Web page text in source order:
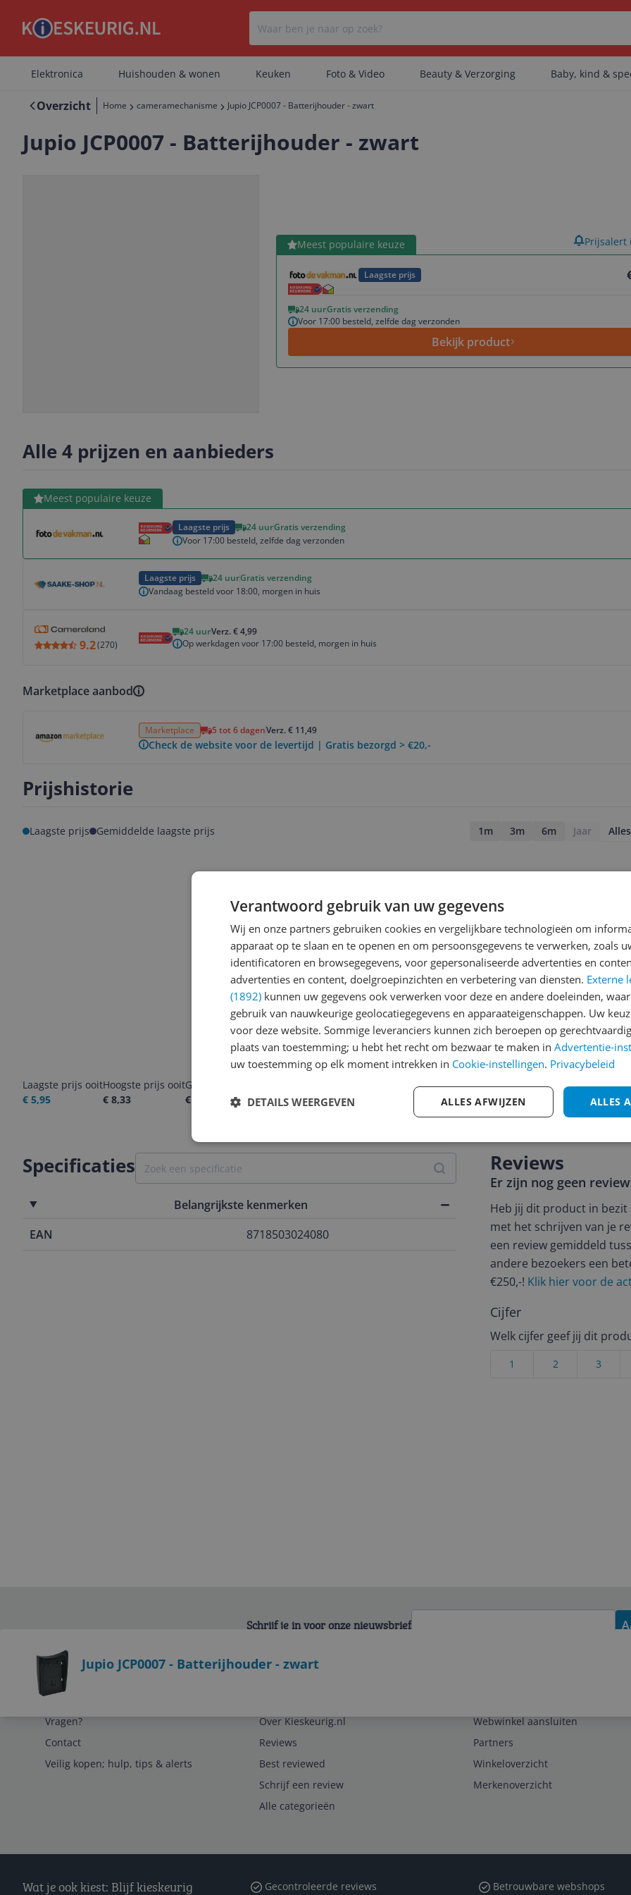
Er zijn geen artikelen gevonden.
Elektronica Huishouden & wonen Keuken Foto & Video Beauty & Verzorging Baby, kind &
Overzicht Home cameramechanisme Jupio JCP0007 - Batterijhouder - zwart
Jupio JCP0007 - Batterijhouder - zwart
Meest populaire keuze
Laagste prijs
24 uurGratis verzending
Voor 17:00 besteld, zelfde dag verzonden
Bekijk product
Bekijk product Prijsalert
Alle 4 prijzen en aanbieders
Meest populaire keuze
Laagste prijs 24 uurGratis verzending
Voor 17:00 besteld, zelfde dag verzonden
Bekijk product
Laagste prijs 24 uurGratis verzending
Vandaag besteld voor 18:00, morgen in huis
9.2(270)
24 uurVerz. € 4,99
Op werkdagen voor 17:00 besteld, morgen in huis
Marketplace aanbod
Marketplace 5 tot 6 dagenVerz. € 11,49
Check de website voor de levertijd | Gratis bezorgd > €20,-
Prijshistorie
Laagste prijs Gemiddelde laagste prijs 1m 3m 6m Jaar Alles
Laagste prijs ooit
€ 5,95
Hoogste prijs ooit
€ 8,33
Goedkoopste nu
€ 5,95
06-08-2026
Specificaties
Belangrijkste kenmerken
EAN
8718503024080
Reviews
Er zijn nog geen
Heb jij dit product in bezit
met het schrijven van je
een review gemiddeld
andere bezoekers een
€250,-! Klik hier voor de
Cijfer
Welk cijfer geef jij dit
3
2
1
Jupio JCP0007 - Batterijhouder - zwart
Schrijf je in voor onze nieuwsbrief
Service
Vragen?
Contact
Veilig kopen; hulp, tips & alerts
Over Kieskeurig.nl
Reviews
Best reviewed
Schrijf een review
Alle categorieën
Webwinkel aansluiten
Partners
Winkeloverzicht
Merkenoverzicht
Wat je ook kiest: Blijf kieskeurig Gecontroleerde reviews Betrouwbare webshops
Verantwoord gebruik van uw gegevens
Wij en onze partners gebruiken cookies en vergelijkbare technologieën om
apparaat op te slaan en te openen en om persoonsgegevens te verwerken, zoals
identificatoren en browsegegevens, voor gepersonaliseerde advertenties en
advertenties en content, doelgroepinzichten en verbetering van diensten. Externe
(1892) kunnen uw gegevens ook verwerken voor deze en andere doeleinden,
gebruik van nauwkeurige geolocatiegegevens en apparaateigenschappen. Uw
voor deze website. Sommige leveranciers kunnen zich beroepen op
plaats van toestemming; u hebt het recht om bezwaar te maken in Advertentie-
uw toestemming op elk moment intrekken in Cookie-instellingen. Privacybeleid
ALLES
ALLES AFWIJZEN
DETAILS WEERGEVEN